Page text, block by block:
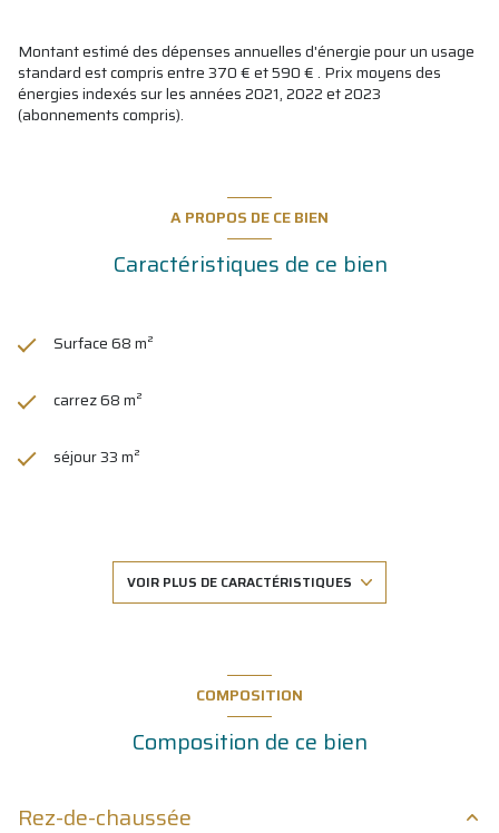
Montant estimé des dépenses annuelles d'énergie pour un usage
standard est compris entre 370 € et 590 € . Prix moyens des
énergies indexés sur les années 2021, 2022 et 2023
(abonnements compris).
A PROPOS DE CE BIEN
Caractéristiques de ce bien
Surface 68 m²
carrez 68 m²
séjour 33 m²
1 salle(s) d'eau
cuisine américaine (équipée)
Chauffage individuel : air pulsé (climatisation)
VOIR PLUS DE CARACTÉRISTIQUES
COMPOSITION
Composition de ce bien
Rez-de-chaussée